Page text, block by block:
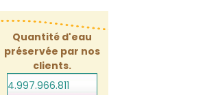
Quantité d'eau
préservée par nos
clients.
4.997.966.853